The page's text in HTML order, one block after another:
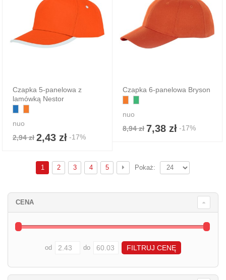
Czapka 5-panelowa z
lamówką Nestor
nuo
2,94 zł 2,43 zł -17%
Czapka 6-panelowa Bryson
nuo
8,94 zł 7,38 zł -17%
1 2 3 4 5 Pokaż:
CENA
od do